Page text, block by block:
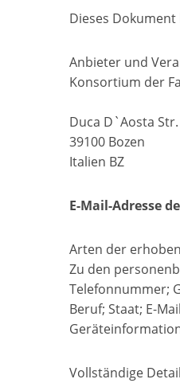
Dieses
Anbieter und
Konsortium der
Duca D`Aosta
39100 Bozen
Italien BZ
E-Mail-Adresse
Arten der
Zu den
Telefonnummer;
Beruf; Staat; E-
Vollständige